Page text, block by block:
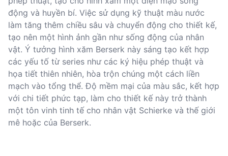
động và huyền bí. Việc sử dụng kỹ thuật màu nước
làm tăng thêm chiều sâu và chuyển động cho thiết kế,
tạo nên một hình ảnh gần như sống động của nhân
vật. Ý tưởng hình xăm Berserk này sáng tạo kết hợp
các yếu tố từ series như các ký hiệu phép thuật và
họa tiết thiên nhiên, hòa trộn chúng một cách liền
mạch vào tổng thể. Độ mềm mại của màu sắc, kết hợp
với chi tiết phức tạp, làm cho thiết kế này trở thành
một tôn vinh tinh tế cho nhân vật Schierke và thế giới
mê hoặc của Berserk.